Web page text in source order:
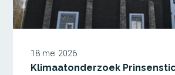
18 mei 2026
Klimaatonderzoek